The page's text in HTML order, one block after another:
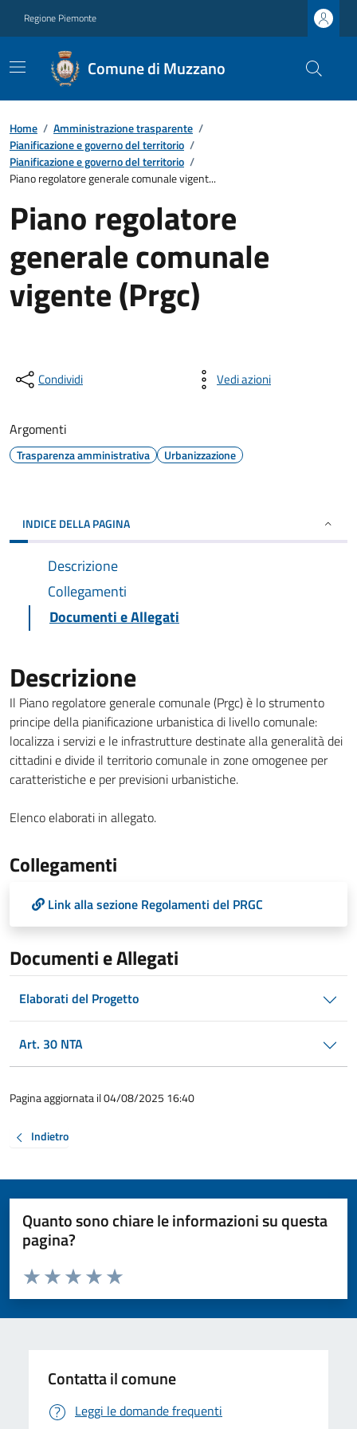
Regione Piemonte
Comune di Muzzano
Home / Amministrazione trasparente /
Pianificazione e governo del territorio /
Pianificazione e governo del territorio /
Piano regolatore generale comunale vigent...
Piano regolatore
generale comunale
vigente (Prgc)
Condividi Vedi azioni
Argomenti
Trasparenza amministrativa Urbanizzazione
INDICE DELLA PAGINA
Descrizione
Collegamenti
Documenti e Allegati
Descrizione
Il Piano regolatore generale comunale (Prgc) è lo strumento
principe della pianificazione urbanistica di livello comunale:
localizza i servizi e le infrastrutture destinate alla generalità dei
cittadini e divide il territorio comunale in zone omogenee per
caratteristiche e per previsioni urbanistiche.
Elenco elaborati in allegato.
Collegamenti
Link alla sezione Regolamenti del PRGC
Documenti e Allegati
Elaborati del Progetto
Art. 30 NTA
Pagina aggiornata il 04/08/2025 16:40
Indietro
Quanto sono chiare le informazioni su questa
pagina?
Valuta da 1 a 5 stelle la pagina
Valuta 5 stelle su 5
Valuta 4 stelle su 5
Valuta 3 stelle su 5
Valuta 2 stelle su 5
Valuta 1 stelle su 5
Contatta il comune
Leggi le domande frequenti